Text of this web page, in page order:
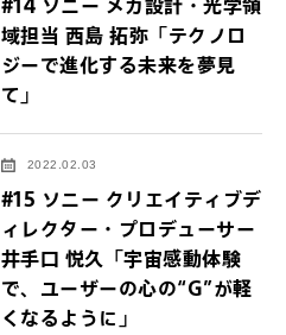
域担当 西島 拓弥「テクノロ
ジーで進化する未来を夢見
て」
2022.02.03
#15 ソニー クリエイティブデ
ィレクター・プロデューサー
井手口 悦久「宇宙感動体験
で、ユーザーの心の“G”が軽
くなるように」